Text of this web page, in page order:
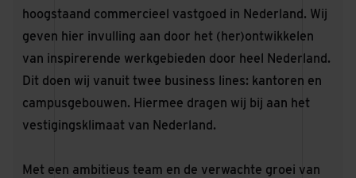
hoogstaand commercieel vastgoed in Nederland. Wij
geven hier invulling aan door het (her)ontwikkelen
van inspirerende werkgebieden door heel Nederland.
Dit doen wij vanuit twee business lines: kantoren en
campusgebouwen. Hiermee dragen wij bij aan het
vestigingsklimaat van Nederland.
Met een ambitieus team en de verwachte groei van